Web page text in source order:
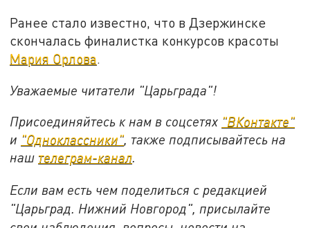
Ранее стало известно, что в Дзержинске
скончалась финалистка конкурсов красоты
Мария Орлова.
Уважаемые читатели "Царьграда"!
Присоединяйтесь к нам в соцсетях "ВКонтакте"
и "Одноклассники", также подписывайтесь на
наш телеграм-канал.
Если вам есть чем поделиться с редакцией
"Царьград. Нижний Новгород", присылайте